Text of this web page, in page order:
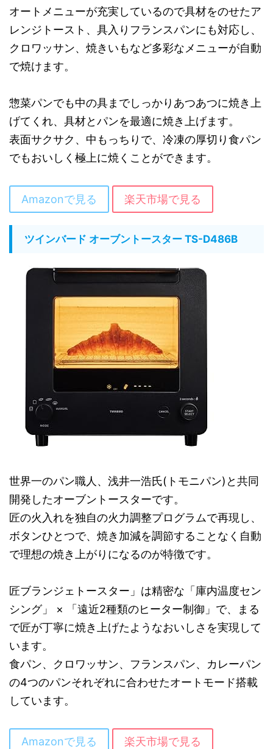
オートメニューが充実しているので具材をのせたア
レンジトースト、具入りフランスパンにも対応し、
クロワッサン、焼きいもなど多彩なメニューが自動
で焼けます。
惣菜パンでも中の具までしっかりあつあつに焼き上
げてくれ、具材とパンを最適に焼き上げます。
表面サクサク、中もっちりで、冷凍の厚切り食パン
でもおいしく極上に焼くことができます。
Amazonで見る 楽天市場で見る
ツインバード オーブントースター TS-D486B
世界一のパン職人、浅井一浩氏(トモニパン)と共同
開発したオーブントースターです。
匠の火入れを独自の火力調整プログラムで再現し、
ボタンひとつで、焼き加減を調節することなく​自動
で理想の焼き上がりになるのが特徴です。
匠ブランジェトースター」は精密な「庫内温度セン
シング」 × 「遠近2種類のヒーター制御」で、まる
で匠が丁寧に焼き上げたようなおいしさを実現して
います。
食パン、クロワッサン、フランスパン、カレーパン
の4つのパンそれぞれに合わせたオートモード搭載
しています。
Amazonで見る 楽天市場で見る